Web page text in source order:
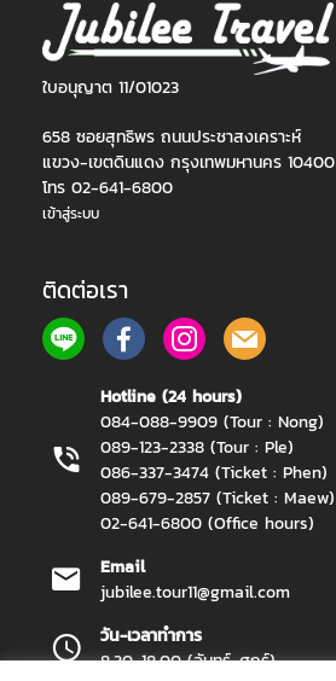
ใบอนุญาต 11/01023
658 ซอยสุทธิพร ถนนประชาสงเคราะห์
แขวง-เขตดินแดง กรุงเทพมหานคร 10400
โทร 02-641-6800
เข้าสู่ระบบ
ติดต่อเรา
Hotline (24 hours)
084-088-9909 (Tour : Nong)
089-123-2338 (Tour : Ple)
086-337-3474 (Ticket : Phen)
089-679-2857 (Ticket : Maew)
02-641-6800 (Office hours)
Email
jubilee.tour11@gmail.com
วัน-เวลาทำการ
8.30-18.00 (จันทร์-ศุกร์)